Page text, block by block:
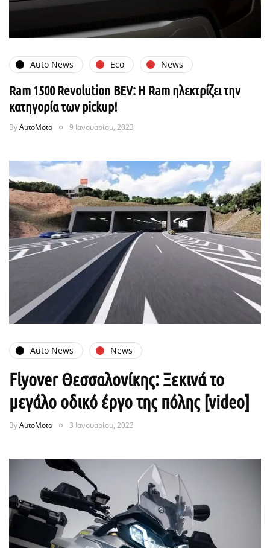
Auto News Eco News
Ram 1500 Revolution BEV: H Ram ηλεκτρίζει την
κατηγορία των pickup!
ByAutoMoto 9 Ιανουαρίου, 2023
Auto News News
Flyover Θεσσαλονίκης: Ξεκινά το
μεγάλο οδικό έργο της πόλης [video]
ByAutoMoto 3 Ιανουαρίου, 2023